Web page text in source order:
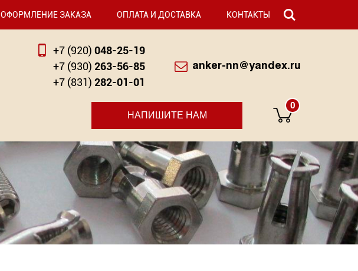
ОФОРМЛЕНИЕ ЗАКАЗА ОПЛАТА И ДОСТАВКА КОНТАКТЫ
+7 (920) 048-25-19
+7 (930) 263-56-85
+7 (831) 282-01-01
anker-nn@yandex.ru
НАПИШИТЕ НАМ
0